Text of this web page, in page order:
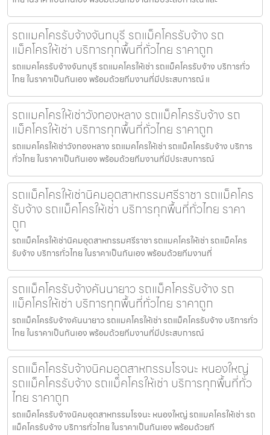
รถแมคโครรับจ้างจันทบุรี รถแม็คโครรับจ้าง รถ
แม็คโครให้เช่า บริการทุกพื้นที่ทั่วไทย ราคาถูก
รถแมคโครรับจ้างจันทบุรี รถแมคโครให้เช่า รถแม็คโครรับจ้าง บริการทั่ว
ไทย ในราคาเป็นกันเอง พร้อมด้วยทีมงานที่มีประสบการณ์ แ
รถแมคโครให้เช่าวังทองหลาง รถแม็คโครรับจ้าง รถ
แม็คโครให้เช่า บริการทุกพื้นที่ทั่วไทย ราคาถูก
รถแมคโครให้เช่าวังทองหลาง รถแมคโครให้เช่า รถแม็คโครรับจ้าง บริการ
ทั่วไทย ในราคาเป็นกันเอง พร้อมด้วยทีมงานที่มีประสบการณ์
รถแม็คโครให้เช่านิคมอุตสาหกรรมศรีราชา รถแม็คโคร
รับจ้าง รถแม็คโครให้เช่า บริการทุกพื้นที่ทั่วไทย ราคา
ถูก
รถแม็คโครให้เช่านิคมอุตสาหกรรมศรีราชา รถแมคโครให้เช่า รถแม็คโคร
รับจ้าง บริการทั่วไทย ในราคาเป็นกันเอง พร้อมด้วยทีมงานที่
รถแม็คโครรับจ้างคันนายาว รถแม็คโครรับจ้าง รถ
แม็คโครให้เช่า บริการทุกพื้นที่ทั่วไทย ราคาถูก
รถแม็คโครรับจ้างคันนายาว รถแมคโครให้เช่า รถแม็คโครรับจ้าง บริการทั่ว
ไทย ในราคาเป็นกันเอง พร้อมด้วยทีมงานที่มีประสบการณ์
รถแม็คโครรับจ้างนิคมอุตสาหกรรมโรจนะ หนองใหญ่
รถแม็คโครรับจ้าง รถแม็คโครให้เช่า บริการทุกพื้นที่ทั่ว
ไทย ราคาถูก
รถแม็คโครรับจ้างนิคมอุตสาหกรรมโรจนะ หนองใหญ่ รถแมคโครให้เช่า รถ
แม็คโครรับจ้าง บริการทั่วไทย ในราคาเป็นกันเอง พร้อมด้วยที